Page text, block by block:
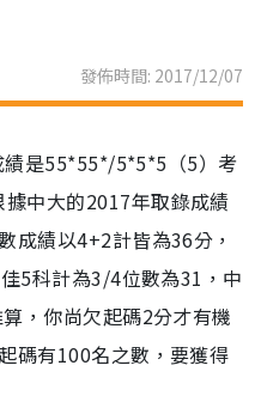
發佈時間: 2017/12/07
績是55*55*/5*5*5（5）考
中大的2017年取錄成績
成績以4+2計皆為36分，
5科計為3/4位數為31，中
，你尚欠起碼2分才有機
碼有100名之數，要獲得